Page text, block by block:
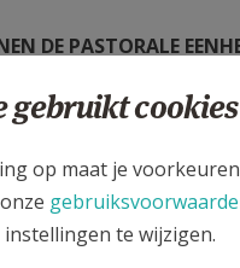
DE PASTORALE
gebruikt cookies
op maat je
te wijzigen.